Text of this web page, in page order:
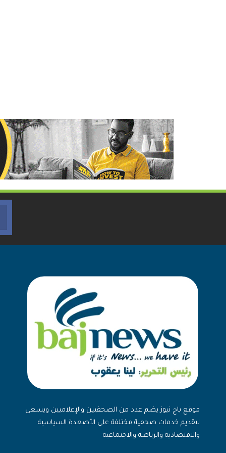
موقع باج نيوز يضم عدد من الصحفيين والإعلاميين ويسعى
لتقديم خدمات صحفية مختلفة على الأصعدة السياسية
والاقتصادية والرياضة والاجتماعية